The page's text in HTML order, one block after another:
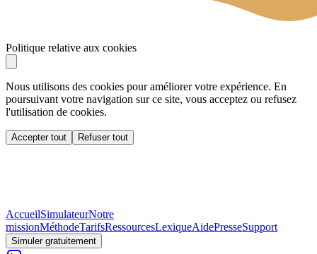
Politique relative aux cookies
Nous utilisons des cookies pour améliorer votre expérience. En
poursuivant votre navigation sur ce site, vous acceptez ou refusez
l'utilisation de cookies.
Accepter tout Refuser tout
AccueilSimulateurNotre
missionMéthodeTarifsRessourcesLexiqueAidePresseSupport
Simuler gratuitement